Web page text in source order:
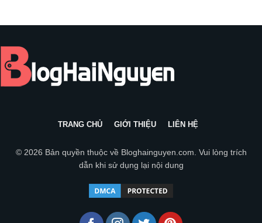
TRANG CHỦ GIỚI THIỆU LIÊN HỆ
© 2026 Bản quyền thuộc về Bloghainguyen.com . Vui lòng trích
dẫn khi sử dụng lại nội dung